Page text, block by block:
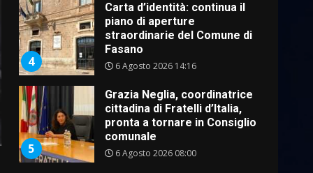
4
Carta d’identità: continua il
piano di aperture
straordinarie del Comune di
Fasano
6 Agosto 2026 14:16
5
Grazia Neglia, coordinatrice
cittadina di Fratelli d’Italia,
pronta a tornare in Consiglio
comunale
6 Agosto 2026 08:00